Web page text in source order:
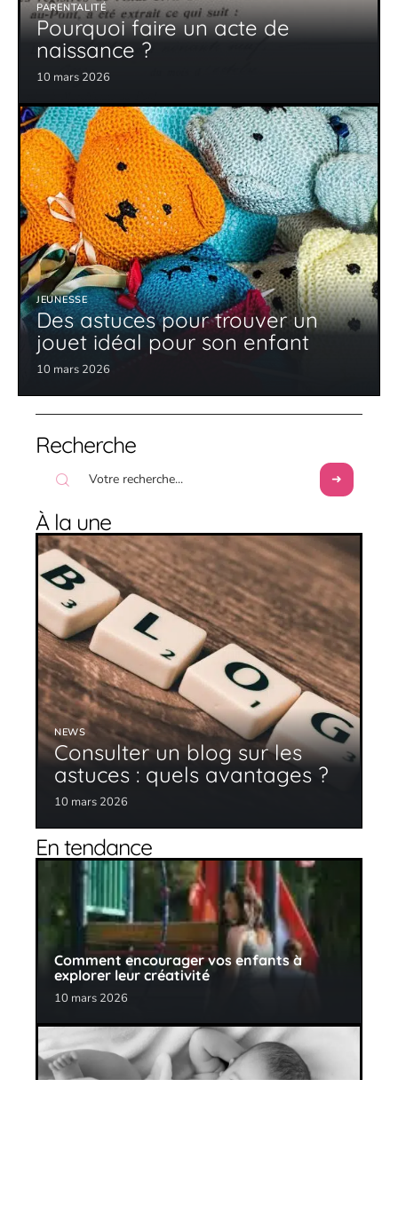
PARENTALITÉ
Pourquoi faire un acte de
naissance ?
10 mars 2026
JEUNESSE
Des astuces pour trouver un
jouet idéal pour son enfant
10 mars 2026
Recherche
À la une
NEWS
Consulter un blog sur les
astuces : quels avantages ?
10 mars 2026
En tendance
Comment encourager vos enfants à
explorer leur créativité
10 mars 2026